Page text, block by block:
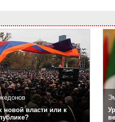
новой власти или к